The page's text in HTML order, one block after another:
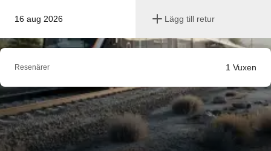
16 aug 2026 Lägg till retur
Resenärer 1 Vuxen